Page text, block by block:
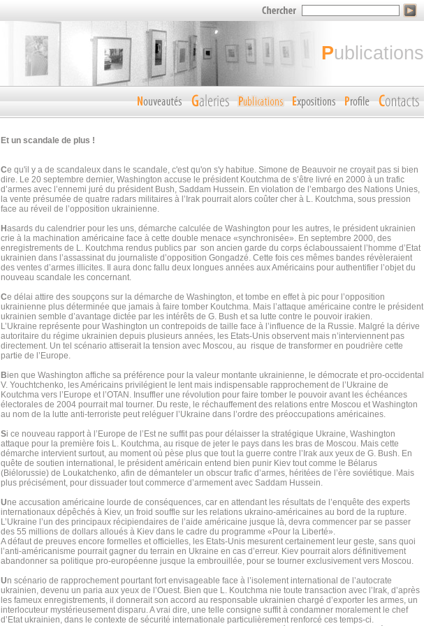
publications
Et un scandale de plus !
Ce qu'il y a de scandaleux dans le scandale, c'est qu'on s'y habitue. Simone de Beauvoir ne croyait pas si bien
dire. Le 20 septembre dernier, Washington accuse le président Koutchma de s’être livré en 2000 à un trafic
d’armes avec l’ennemi juré du président Bush, Saddam Hussein. En violation de l’embargo des Nations Unies,
la vente présumée de quatre radars militaires à l’Irak pourrait alors coûter cher à L. Koutchma, sous pression
face au réveil de l’opposition ukrainienne.
H asards du calendrier pour les uns, démarche calculée de Washington pour les autres, le président ukrainien
crie à la machination américaine face à cette double menace «synchronisée». En septembre 2000, des
enregistrements de L. Koutchma rendus publics par son ancien garde du corps éclaboussaient l’homme d’Etat
ukrainien dans l’assassinat du journaliste d’opposition Gongadzé. Cette fois ces mêmes bandes révèleraient
des ventes d’armes illicites. Il aura donc fallu deux longues années aux Américains pour authentifier l’objet du
nouveau scandale les concernant.
Ce délai attire des soupçons sur la démarche de Washington, et tombe en effet à pic pour l’opposition
ukrainienne plus déterminée que jamais à faire tomber Koutchma. Mais l’attaque américaine contre le président
ukrainien semble d’avantage dictée par les intérêts de G. Bush et sa lutte contre le pouvoir irakien.
L’Ukraine représente pour Washington un contrepoids de taille face à l’influence de la Russie. Malgré la dérive
autoritaire du régime ukrainien depuis plusieurs années, les Etats-Unis observent mais n’interviennent pas
directement. Un tel scénario attiserait la tension avec Moscou, au risque de transformer en poudrière cette
partie de l’Europe.
Bien que Washington affiche sa préférence pour la valeur montante ukrainienne, le démocrate et pro-occidental
V. Youchtchenko, les Américains privilégient le lent mais indispensable rapprochement de l’Ukraine de
Koutchma vers l’Europe et l’OTAN. Insuffler une révolution pour faire tomber le pouvoir avant les échéances
électorales de 2004 pourrait mal tourner. Du reste, le réchauffement des relations entre Moscou et Washington
au nom de la lutte anti-terroriste peut reléguer l’Ukraine dans l’ordre des préoccupations américaines.
Si ce nouveau rapport à l’Europe de l’Est ne suffit pas pour délaisser la stratégique Ukraine, Washington
attaque pour la première fois L. Koutchma, au risque de jeter le pays dans les bras de Moscou. Mais cette
démarche intervient surtout, au moment où pèse plus que tout la guerre contre l’Irak aux yeux de G. Bush. En
quête de soutien international, le président américain entend bien punir Kiev tout comme le Bélarus
(Biélorussie) de Loukatchenko, afin de démanteler un obscur trafic d’armes, héritées de l’ère soviétique. Mais
plus précisément, pour dissuader tout commerce d’armement avec Saddam Hussein.
Une accusation américaine lourde de conséquences, car en attendant les résultats de l’enquête des experts
internationaux dépêchés à Kiev, un froid souffle sur les relations ukraino-américaines au bord de la rupture.
L’Ukraine l’un des principaux récipiendaires de l’aide américaine jusque là, devra commencer par se passer
des 55 millions de dollars alloués à Kiev dans le cadre du programme «Pour la Liberté».
A défaut de preuves encore formelles et officielles, les Etats-Unis mesurent certainement leur geste, sans quoi
l’anti-américanisme pourrait gagner du terrain en Ukraine en cas d’erreur. Kiev pourrait alors définitivement
abandonner sa politique pro-européenne jusque la embrouillée, pour se tourner exclusivement vers Moscou.
Un scénario de rapprochement pourtant fort envisageable face à l’isolement international de l’autocrate
ukrainien, devenu un paria aux yeux de l’Ouest. Bien que L. Koutchma nie toute transaction avec l’Irak, d’après
les fameux enregistrements, il donnerait son accord au responsable ukrainien chargé d’exporter les armes, un
interlocuteur mystérieusement disparu. A vrai dire, une telle consigne suffit à condamner moralement le chef
d’Etat ukrainien, dans le contexte de sécurité internationale particulièrement renforcé ces temps-ci.